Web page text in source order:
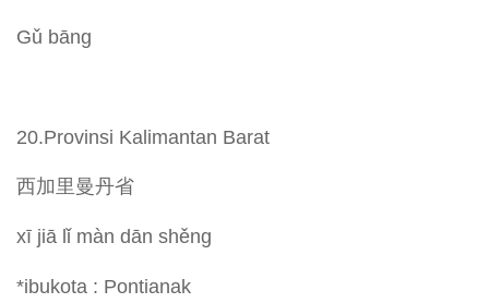
Gǔ bāng
20.Provinsi Kalimantan Barat
西加里曼丹省
xī jiā lǐ màn dān shěng
*ibukota : Pontianak